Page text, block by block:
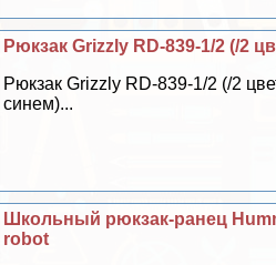
Рюкзак Grizzly RD-839-1/2 (/2
Рюкзак Grizzly RD-839-1/2 (/2
синем)...
Школьный рюкзак-ранец
robot